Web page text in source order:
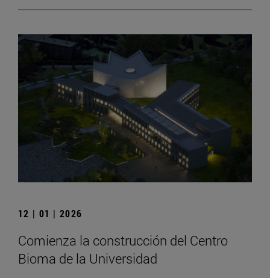
12 | 01 | 2026
Comienza la construcción del Centro
Bioma de la Universidad